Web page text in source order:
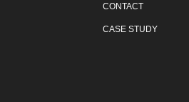
CONTACT
CASE STUDY